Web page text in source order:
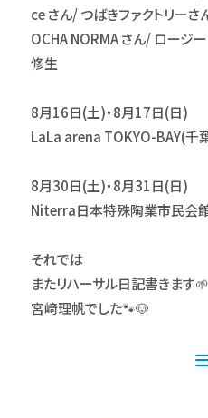
ce さん/ つばきファクトリー
OCHA NORMA さん/ ロージ
修生
8月16日(土)・8月17日(日)
LaLa arena TOKYO-BAY(千
8月30日(土)・8月31日(日)
Niterra日本特殊陶業市民会
それでは
またリハーサル日記書きます🌱
宮﨑理帆でした🐾🐶